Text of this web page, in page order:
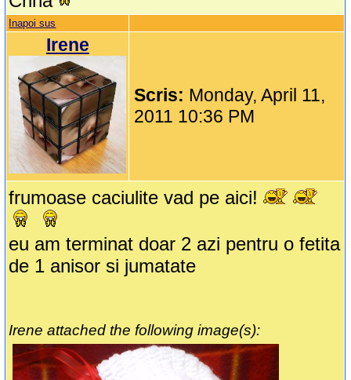
Inapoi sus
Irene
Scris: Monday, April 11,
2011 10:36 PM
frumoase caciulite vad pe aici!
eu am terminat doar 2 azi pentru o fetita
de 1 anisor si jumatate
Irene attached the following image(s):